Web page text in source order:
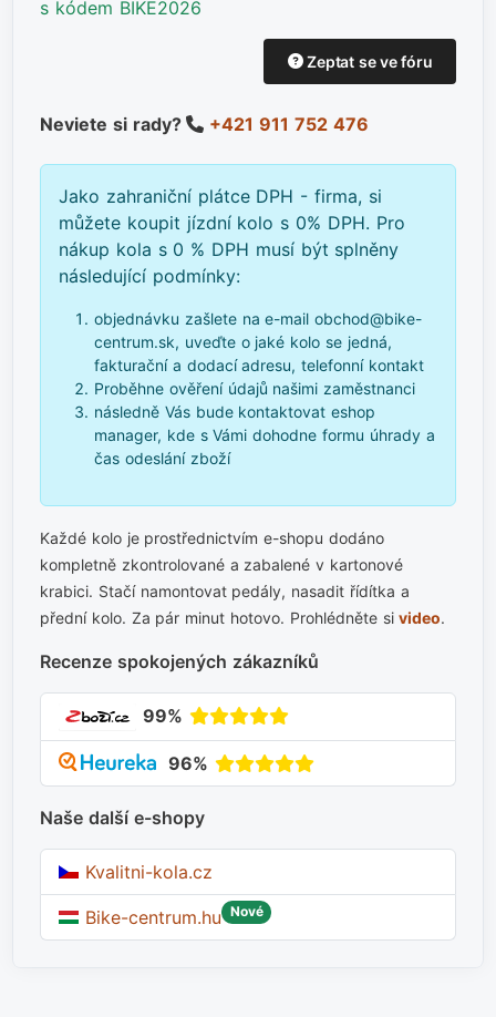
s kódem BIKE2026
Zeptat se ve fóru
Neviete si rady? +421 911 752 476
Jako zahraniční plátce DPH - firma, si
můžete koupit jízdní kolo s 0% DPH. Pro
nákup kola s 0 % DPH musí být splněny
následující podmínky:
objednávku zašlete na e-mail obchod@bike-
centrum.sk, uveďte o jaké kolo se jedná,
fakturační a dodací adresu, telefonní kontakt
Proběhne ověření údajů našimi zaměstnanci
následně Vás bude kontaktovat eshop
manager, kde s Vámi dohodne formu úhrady a
čas odeslání zboží
Každé kolo je prostřednictvím e-shopu dodáno
kompletně zkontrolované a zabalené v kartonové
krabici. Stačí namontovat pedály, nasadit řídítka a
přední kolo. Za pár minut hotovo. Prohlédněte sivideo.
Recenze spokojených zákazníků
99%
96%
Naše další e-shopy
Kvalitni-kola.cz
Bike-centrum.hu Nové